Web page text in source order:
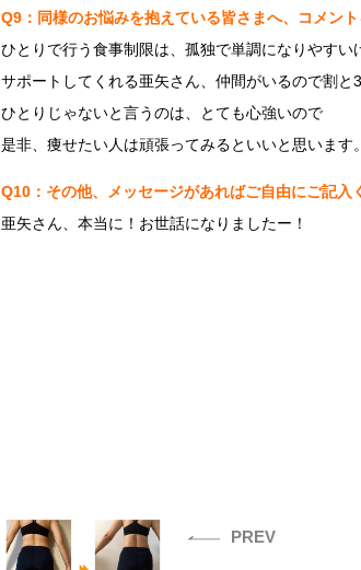
Q9：同様のお悩みを抱えている皆さまへ、コメン
ひとりで行う食事制限は、孤独で単調になりやすい
サポートしてくれる亜矢さん、仲間がいるので割と
ひとりじゃないと言うのは、とても心強いので
是非、痩せたい人は頑張ってみるといいと思います。
Q10：その他、メッセージがあればご自由にご記入
亜矢さん、本当に！お世話になりましたー！
PREV